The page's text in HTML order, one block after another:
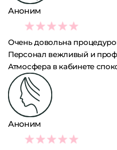
Аноним
5
Очень довольна
Персонал вежливый и
Атмосфера в кабинете
Аноним
5